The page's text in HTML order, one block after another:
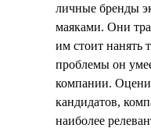
личные бренды
маяками. Они
им стоит нанять
проблемы он
компании.
кандидатов,
наиболее